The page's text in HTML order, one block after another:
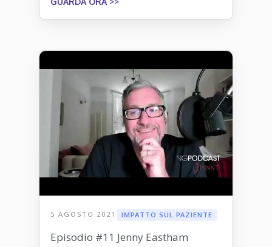
5 AGOSTO 2021 IMPATTO SUL PAZIENTE
Episodio #11 Jenny Eastham